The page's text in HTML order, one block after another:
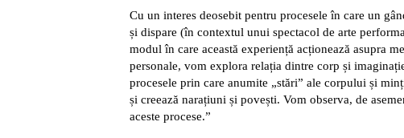
Cu un interes deosebit pentru procesele în care un
și dispare (în contextul unui spectacol de arte
modul în care această experiență acționează asupra
personale, vom explora relația dintre corp și
procesele prin care anumite „stări” ale corpului și
și creează narațiuni și povești. Vom observa, de
aceste procese.”